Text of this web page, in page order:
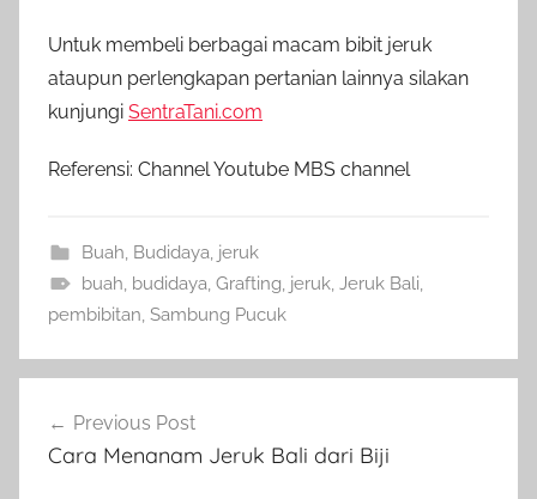
Untuk membeli berbagai macam bibit jeruk
ataupun perlengkapan pertanian lainnya silakan
kunjungi SentraTani.com
Referensi: Channel Youtube MBS channel
Buah, Budidaya, jeruk
buah, budidaya, Grafting, jeruk, Jeruk Bali,
pembibitan, Sambung Pucuk
pos
Previous Post
Cara Menanam Jeruk Bali dari Biji